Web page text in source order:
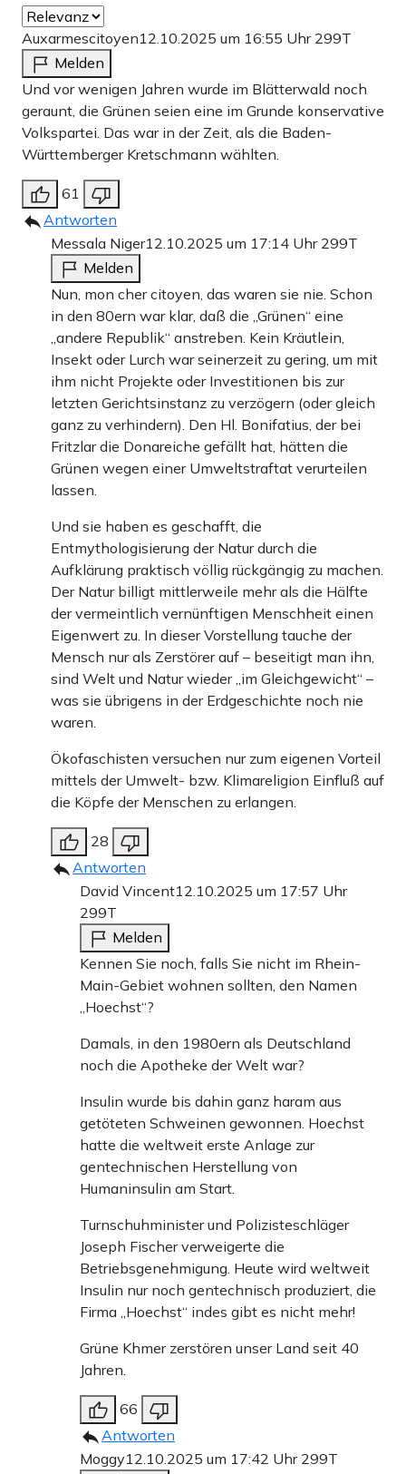
Zu den Kommentaren (105)
Einmalig Monatlich
Apollo News unterstützen
Zahlungsoptionen:
10 €
15 €
Weiter zum Zahlen
Bank-Überweisung
Auxarmescitoyen12.10.2025 um 16:55 Uhr 299T
Melden
Und vor wenigen Jahren wurde im Blätterwald noch
geraunt, die Grünen seien eine im Grunde konservative
Volkspartei. Das war in der Zeit, als die Baden-
Württemberger Kretschmann wählten.
61
Antworten
Messala Niger12.10.2025 um 17:14 Uhr 299T
Melden
Nun, mon cher citoyen, das waren sie nie. Schon
in den 80ern war klar, daß die „Grünen“ eine
„andere Republik“ anstreben. Kein Kräutlein,
Insekt oder Lurch war seinerzeit zu gering, um mit
ihm nicht Projekte oder Investitionen bis zur
letzten Gerichtsinstanz zu verzögern (oder gleich
ganz zu verhindern). Den Hl. Bonifatius, der bei
Fritzlar die Donareiche gefällt hat, hätten die
Grünen wegen einer Umweltstraftat verurteilen
lassen.
Und sie haben es geschafft, die
Entmythologisierung der Natur durch die
Aufklärung praktisch völlig rückgängig zu machen.
Der Natur billigt mittlerweile mehr als die Hälfte
der vermeintlich vernünftigen Menschheit einen
Eigenwert zu. In dieser Vorstellung tauche der
Mensch nur als Zerstörer auf – beseitigt man ihn,
sind Welt und Natur wieder „im Gleichgewicht“ –
was sie übrigens in der Erdgeschichte noch nie
waren.
Ökofaschisten versuchen nur zum eigenen Vorteil
mittels der Umwelt- bzw. Klimareligion Einfluß auf
die Köpfe der Menschen zu erlangen.
28
Antworten
David Vincent12.10.2025 um 17:57 Uhr
299T
Melden
Kennen Sie noch, falls Sie nicht im Rhein-
Main-Gebiet wohnen sollten, den Namen
„Hoechst“?
Damals, in den 1980ern als Deutschland
noch die Apotheke der Welt war?
Insulin wurde bis dahin ganz haram aus
getöteten Schweinen gewonnen. Hoechst
hatte die weltweit erste Anlage zur
gentechnischen Herstellung von
Humaninsulin am Start.
Turnschuhminister und Polizisteschläger
Joseph Fischer verweigerte die
Betriebsgenehmigung. Heute wird weltweit
Insulin nur noch gentechnisch produziert, die
Firma „Hoechst“ indes gibt es nicht mehr!
Grüne Khmer zerstören unser Land seit 40
Jahren.
66
Antworten
Moggy12.10.2025 um 17:42 Uhr 299T